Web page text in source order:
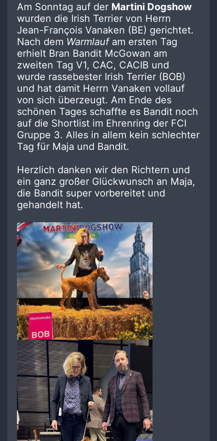
Am Sonntag auf der Martini Dogshow
wurden die Irish Terrier von Herrn
Jean-François Vanaken (BE) gerichtet.
Nach dem Warmlauf am ersten Tag
erhielt Bran Bandit McGowan am
zweiten Tag V1, CAC, CACIB und
wurde rassebester Irish Terrier (BOB)
und hat damit Herrn Vanaken vollauf
von sich überzeugt. Am Ende des
schönen Tages schaffte es Bandit noch
auf die Shortlist im Ehrenring der FCI
Gruppe 3. Alles in allem kein schlechter
Tag für Maja und Bandit.
Herzlich danken wir den Richtern und
ein ganz großer Glückwunsch an Maja,
die Bandit super vorbereitet und
gehandelt hat.